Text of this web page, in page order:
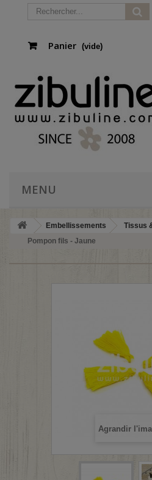
Panier (vide)
MENU
Embellissements Tissus
Pompon fils - Jaune
Agrandir